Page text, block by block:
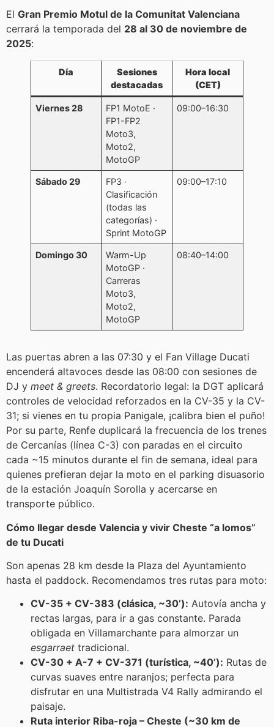
El Gran Premio Motul de la Comunitat Valenciana
cerrará la temporada del 28 al 30 de noviembre de
2025:
Día
Sesiones
destacadas
Hora local
(CET)
Viernes 28
FP1 MotoE ·
FP1-FP2
Moto3,
Moto2,
MotoGP
09:00–16:30
Sábado 29
FP3 ·
Clasificación
(todas las
categorías) ·
Sprint MotoGP
09:00–17:10
Domingo 30
Warm-Up
MotoGP ·
Carreras
Moto3,
Moto2,
MotoGP
08:40–14:00
Las puertas abren a las 07:30 y el Fan Village Ducati
encenderá altavoces desde las 08:00 con sesiones de
DJ y meet & greets. Recordatorio legal: la DGT aplicará
controles de velocidad reforzados en la CV-35 y la CV-
31; si vienes en tu propia Panigale, ¡calibra bien el puño!
Por su parte, Renfe duplicará la frecuencia de los trenes
de Cercanías (línea C-3) con paradas en el circuito
cada ~15 minutos durante el fin de semana, ideal para
quienes prefieran dejar la moto en el parking disuasorio
de la estación Joaquín Sorolla y acercarse en
transporte público.
Cómo llegar desde Valencia y vivir Cheste “a lomos”
de tu Ducati
Son apenas 28 km desde la Plaza del Ayuntamiento
hasta el paddock. Recomendamos tres rutas para moto:
CV-35 + CV-383 (clásica, ~30’): Autovía ancha y
rectas largas, para ir a gas constante. Parada
obligada en Villamarchante para almorzar un
esgarraet tradicional.
CV-30 + A-7 + CV-371 (turística, ~40’): Rutas de
curvas suaves entre naranjos; perfecta para
disfrutar en una Multistrada V4 Rally admirando el
paisaje.
Ruta interior Riba-roja – Cheste (~30 km de